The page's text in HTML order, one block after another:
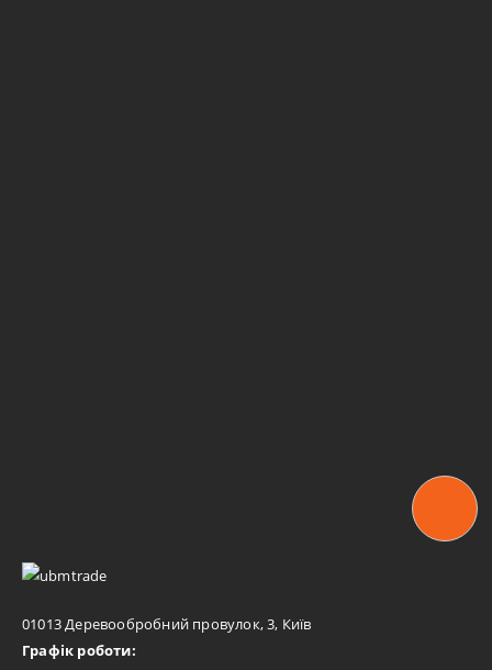
01013 Деревообробний провулок, 3, Київ
Графік роботи: